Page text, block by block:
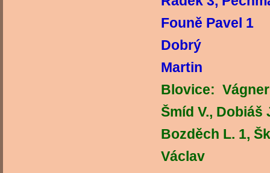
Founě
Dobrý
Martin
Blovice:
Šmíd V., Dobiáš
Bozděch L.
Václav